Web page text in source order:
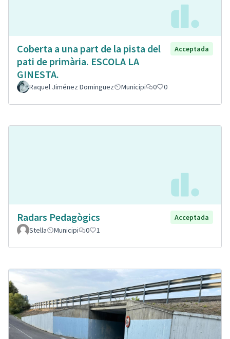
Coberta a una part de la pista del
pati de primària. ESCOLA LA
GINESTA.
Acceptada
Raquel Jiménez Dominguez Municipi 0 0
Radars Pedagògics
Acceptada
Stella
Municipi 0 1